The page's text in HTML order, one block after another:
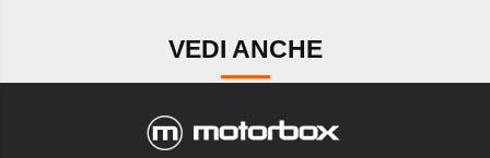
VEDI ANCHE